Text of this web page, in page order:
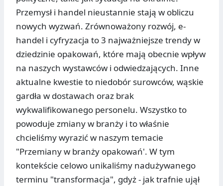
Przemysł i handel nieustannie stają w obliczu
nowych wyzwań. Zrównoważony rozwój, e-
handel i cyfryzacja to 3 najważniejsze trendy w
dziedzinie opakowań, które mają obecnie wpływ
na naszych wystawców i odwiedzających. Inne
aktualne kwestie to niedobór surowców, wąskie
gardła w dostawach oraz brak
wykwalifikowanego personelu. Wszystko to
powoduje zmiany w branży i to właśnie
chcieliśmy wyrazić w naszym temacie
"Przemiany w branży opakowań'. W tym
kontekście celowo unikaliśmy nadużywanego
terminu "transformacja", gdyż - jak trafnie ujął